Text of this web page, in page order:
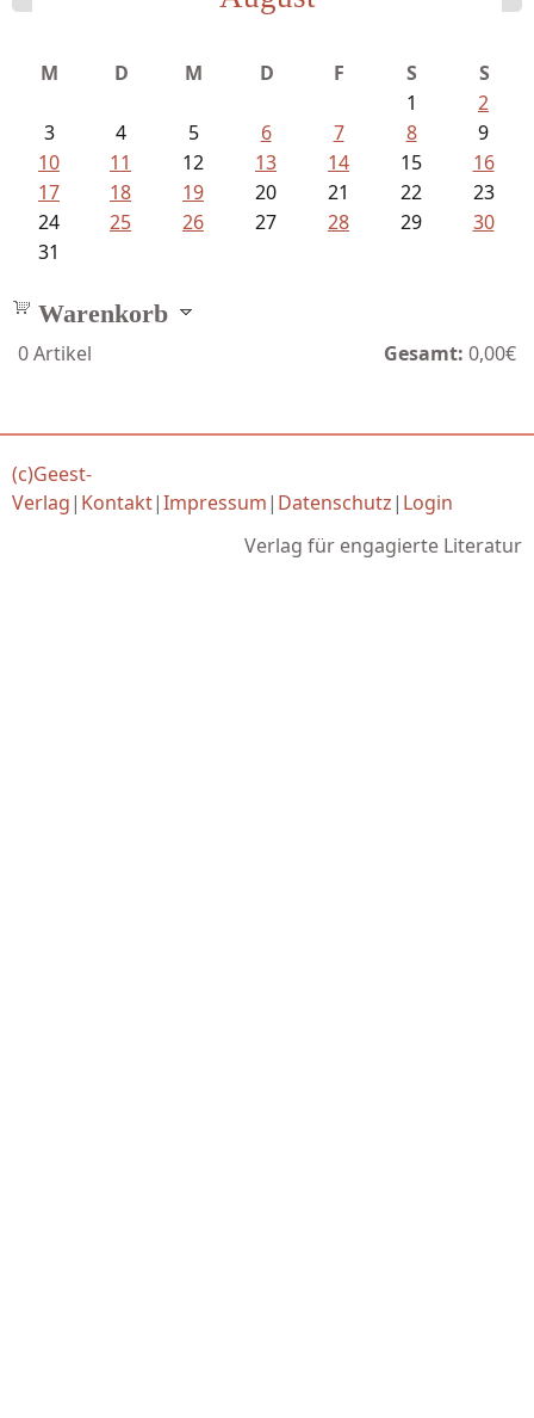
M D M D F S
S
1
2
3
4 5 6 7 8
9
10
11 12 13 14 15
16
17
18 19 20 21 22
23
24
25 26 27 28 29
30
31
Warenkorb
0Artikel Gesamt: 0,00€
(c)Geest-
Verlag| Kontakt|Impressum| Datenschutz| Login
Verlag für engagierte Literatur